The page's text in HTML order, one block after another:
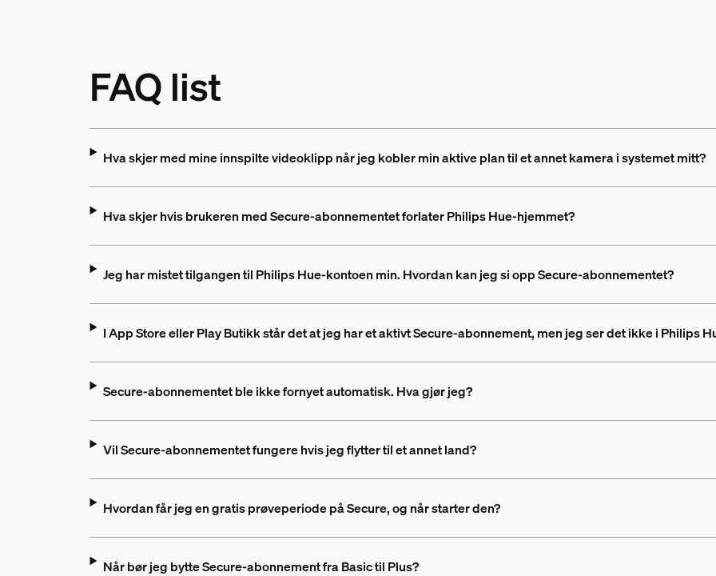
FAQ list
Hva skjer med mine innspilte videoklipp når jeg kobler min aktive plan til et annet kamera i systemet mitt?
Hva skjer hvis brukeren med Secure-abonnementet forlater Philips Hue-hjemmet?
Jeg har mistet tilgangen til Philips Hue-kontoen min. Hvordan kan jeg si opp Secure-abonnementet?
I App Store eller Play Butikk står det at jeg har et aktivt Secure-abonnement, men jeg ser det ikke i Philips
Secure-abonnementet ble ikke fornyet automatisk. Hva gjør jeg?
Vil Secure-abonnementet fungere hvis jeg flytter til et annet land?
Hvordan får jeg en gratis prøveperiode på Secure, og når starter den?
Når bør jeg bytte Secure-abonnement fra Basic til Plus?